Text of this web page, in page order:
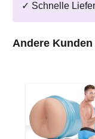
✓ Schnelle
Produktgalerie
Andere